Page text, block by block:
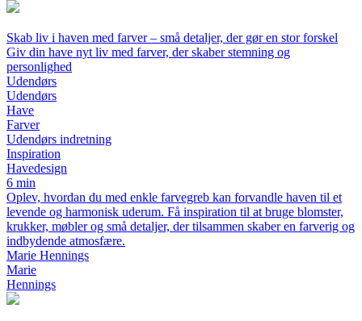
Skab liv i haven med farver – små detaljer, der gør en stor forskel
Giv din have nyt liv med farver, der skaber stemning og
personlighed
Udendørs
Udendørs
Have
Farver
Udendørs indretning
Inspiration
Havedesign
6 min
Oplev, hvordan du med enkle farvegreb kan forvandle haven til et
levende og harmonisk uderum. Få inspiration til at bruge blomster,
krukker, møbler og små detaljer, der tilsammen skaber en farverig og
indbydende atmosfære.
Marie Hennings
Marie
Hennings